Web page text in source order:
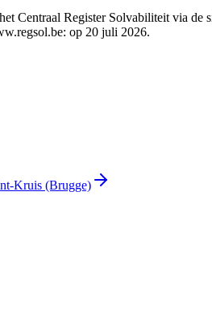
Centraal Register Solvabiliteit via de
op 20 juli 2026.
Kruis (Brugge)